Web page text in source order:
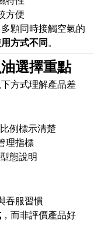
方便
顆同時接觸空氣的
方式不同 。
選擇重點
方式理解產品差
例標示清楚
理指標
態說明
吞服習慣
，而非評價產品好